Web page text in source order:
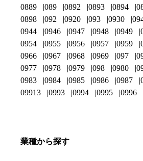
0889
089 0892 0893 0894
0898
092 0920 093 0930
0944
0946 0947 0948 0949
0954
0955 0956 0957 0959
0966
0967 0968 0969 097
0977
0978 0979 098 0980
0983
0984 0985 0986 0987
09913
0993 0994 0995 0996
業種から探す